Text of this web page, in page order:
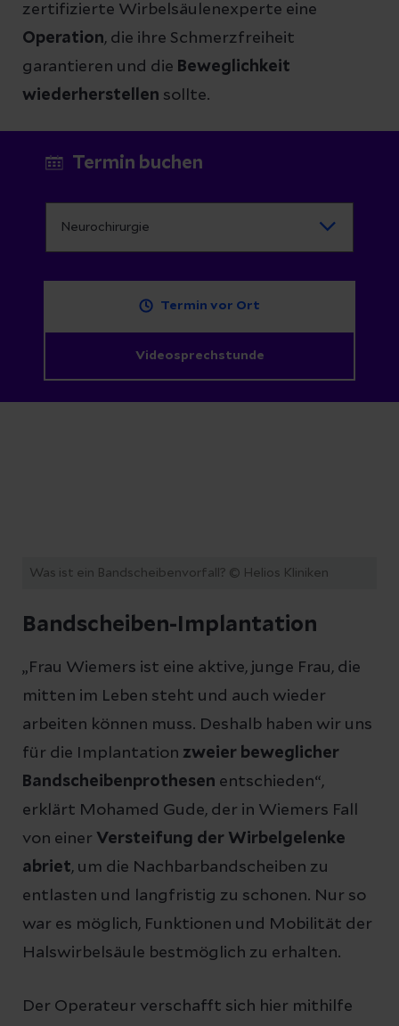
zertifizierte Wirbelsäulenexperte eine
Operation, die ihre Schmerzfreiheit
garantieren und die Beweglichkeit
wiederherstellen sollte.
Termin buchen
Termin vor Ort
Videosprechstunde
Was ist ein Bandscheibenvorfall? © Helios Kliniken
Bandscheiben-Implantation
„Frau Wiemers ist eine aktive, junge Frau, die
mitten im Leben steht und auch wieder
arbeiten können muss. Deshalb haben wir uns
für die Implantation zweier beweglicher
Bandscheibenprothesen entschieden“,
erklärt Mohamed Gude, der in Wiemers Fall
von einer Versteifung der Wirbelgelenke
abriet, um die Nachbarbandscheiben zu
entlasten und langfristig zu schonen. Nur so
war es möglich, Funktionen und Mobilität der
Halswirbelsäule bestmöglich zu erhalten.
Der Operateur verschafft sich hier mithilfe